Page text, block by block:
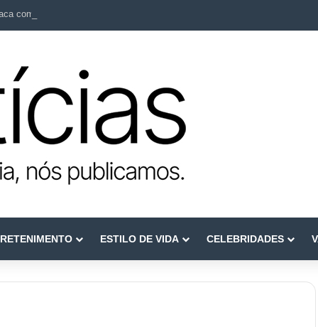
como referência em terapia capilar e saúde do couro cabeludo
ESTILO DE VIDA CELEBRIDADES